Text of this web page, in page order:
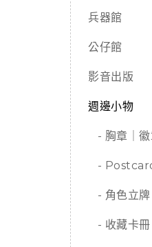
兵器館
公仔館
影音出版
週邊小物
- 胸章｜徽
-
- 角色立牌
- 收藏卡冊